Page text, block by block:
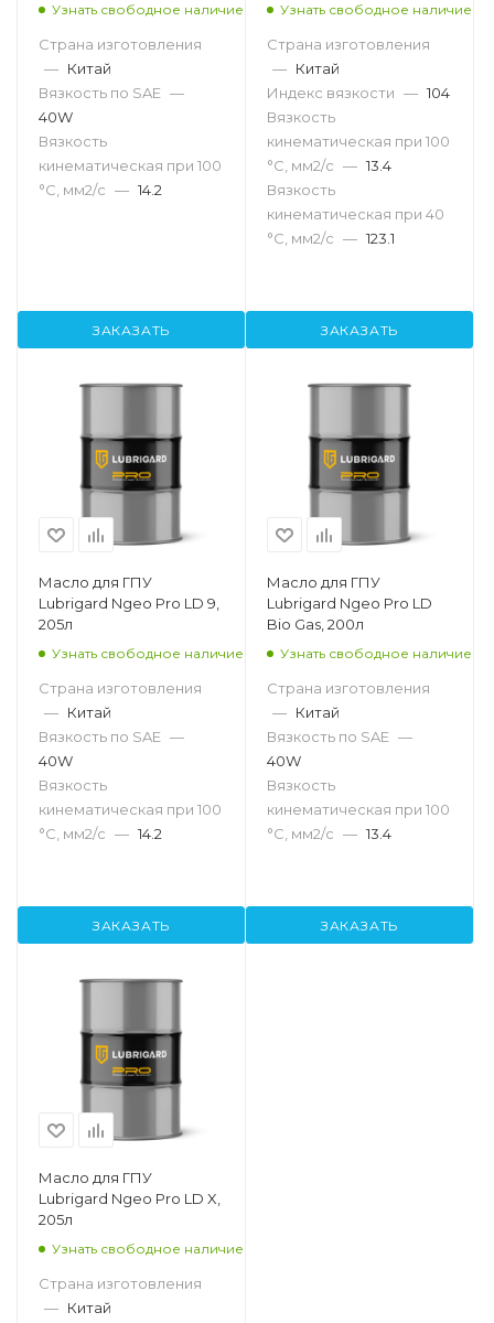
Узнать свободное наличие
Страна изготовления
— Китай
Вязкость по SAE —
40W
Вязкость
кинематическая при 100
°С, мм2/с — 14.2
ЗАКАЗАТЬ
Узнать свободное наличие
Страна изготовления
— Китай
Индекс вязкости — 104
Вязкость
кинематическая при 100
°С, мм2/с — 13.4
Вязкость
кинематическая при 40
°С, мм2/с — 123.1
ЗАКАЗАТЬ
Масло для ГПУ
Lubrigard Ngeo Pro LD 9,
205л
Узнать свободное наличие
Страна изготовления
— Китай
Вязкость по SAE —
40W
Вязкость
кинематическая при 100
°С, мм2/с — 14.2
ЗАКАЗАТЬ
Масло для ГПУ
Lubrigard Ngeo Pro LD
Bio Gas, 200л
Узнать свободное наличие
Страна изготовления
— Китай
Вязкость по SAE —
40W
Вязкость
кинематическая при 100
°С, мм2/с — 13.4
ЗАКАЗАТЬ
Масло для ГПУ
Lubrigard Ngeo Pro LD X,
205л
Узнать свободное наличие
Страна изготовления
— Китай